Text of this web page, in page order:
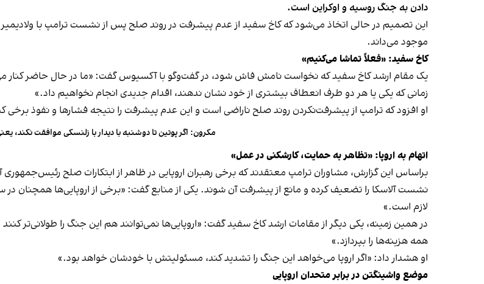
دادن به جنگ روسیه و اوکراین است.
این تصمیم در حالی اتخاذ می‌شود که کاخ سفید از عدم پیشرفت در روند صلح پس از نشست ترامپ با
موجود می‌داند.
کاخ سفید: «فعلاً تماشا می‌کنیم»
یک مقام ارشد کاخ سفید که نخواست نامش فاش شود، در گفت‌وگو با آکسیوس گفت: «ما در حال حاضر کنار
زمانی که یکی یا هر دو طرف انعطاف بیشتری از خود نشان ندهند، اقدام جدیدی انجام نخواهیم داد.»
او افزود که ترامپ از پیشرفت‌نکردن روند صلح ناراضی است و این عدم پیشرفت را نتیجه فشارها و نفوذ برخی
مکرون: اگر پوتین تا دوشنبه با دیدار با زلنسکی موافقت نکند،
اتهام به اروپا: «تظاهر به حمایت، کارشکنی در عمل»
براساس این گزارش، مشاوران ترامپ معتقدند که برخی رهبران اروپایی در ظاهر از ابتکارات صلح
نشست آلاسکا را تضعیف کرده و مانع از پیشرفت آن شوند. یکی از منابع گفت: «برخی از اروپایی‌ها همچنان
لازم است.»
در همین زمینه، یکی دیگر از مقامات ارشد کاخ سفید گفت: «اروپایی‌ها نمی‌توانند هم این جنگ را طولانی‌تر
همه هزینه‌ها را بپردازد.»
او هشدار داد: «اگر اروپا می‌خواهد این جنگ را تشدید کند، مسئولیتش با خودشان خواهد بود.»
موضع واشینگتن در برابر متحدان اروپایی